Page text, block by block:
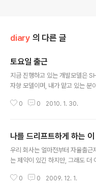
diary 의 다른 글
토요일 출근
지금 진행하고 있는 개발모델은
자향 모델이며, 내가 맡고 있는
아랫층에 있는 유럽GSM 팀의 장
한대가 더 있다고 해서 그걸 빌려
아쉬운 소리를 해야하는건 참 싫
만, 자기것처럼 관리하고 사용하
0 0 2010. 1. 30.
나를 드리프트하게 하는 이
우리 회사는 얼마전부터 자율출근
는 제약이 있긴 하지만, 그래도 더
필요도 없고, 전날 무엇을 하든 부
0 0 2009. 12. 1.